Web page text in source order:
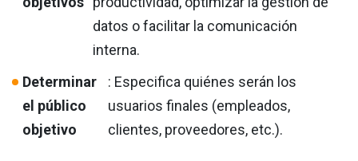
datos o facilitar la comunicación
interna.
Determinar
el público
objetivo
: Especifica quiénes serán los
usuarios finales (empleados,
clientes, proveedores, etc.).